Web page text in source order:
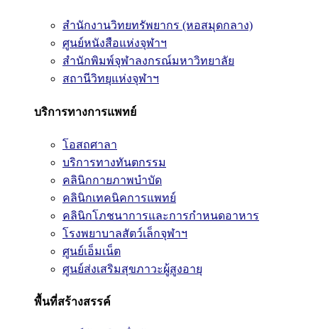
สำนักงานวิทยทรัพยากร (หอสมุดกลาง)
ศูนย์หนังสือแห่งจุฬาฯ
สำนักพิมพ์จุฬาลงกรณ์มหาวิทยาลัย
สถานีวิทยุแห่งจุฬาฯ
บริการทางการแพทย์
โอสถศาลา
บริการทางทันตกรรม
คลินิกกายภาพบำบัด
คลินิกเทคนิคการแพทย์
คลินิกโภชนาการและการกำหนดอาหาร
โรงพยาบาลสัตว์เล็กจุฬาฯ
ศูนย์เอ็มเน็ต
ศูนย์ส่งเสริมสุขภาวะผู้สูงอายุ
พื้นที่สร้างสรรค์